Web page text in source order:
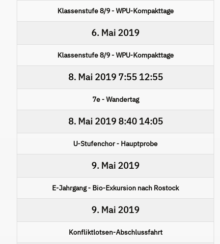
Klassenstufe 8/9 - WPU-Kompakttage
6. Mai 2019
Klassenstufe 8/9 - WPU-Kompakttage
8. Mai 20197:55 12:55
7e - Wandertag
8. Mai 20198:40 14:05
U-Stufenchor - Hauptprobe
9. Mai 2019
E-Jahrgang - Bio-Exkursion nach Rostock
9. Mai 2019
Konfliktlotsen-Abschlussfahrt